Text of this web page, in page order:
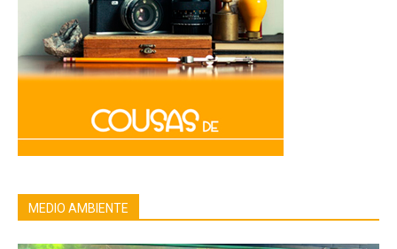
MEDIO AMBIENTE